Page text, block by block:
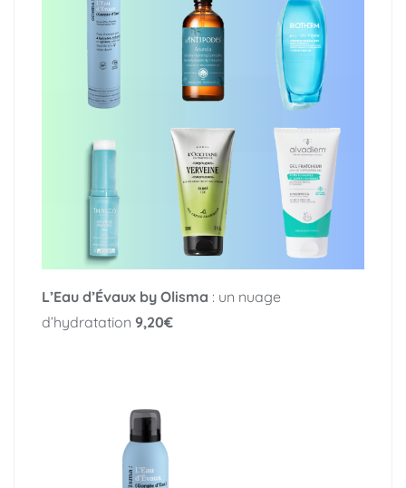
L’Eau d’Évaux by Olisma : un nuage
d’hydratation 9,20€